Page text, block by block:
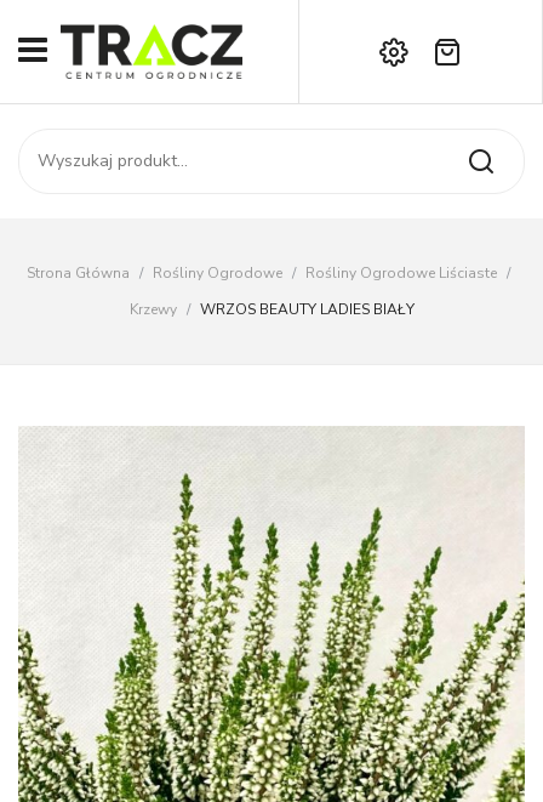
START
SKLEP
AKTUALNOŚCI
Kontakt
Brak produktów w koszyku.
Strona Główna / Rośliny Ogrodowe / Rośliny Ogrodowe Liściaste /
Krzewy / WRZOS BEAUTY LADIES BIAŁY